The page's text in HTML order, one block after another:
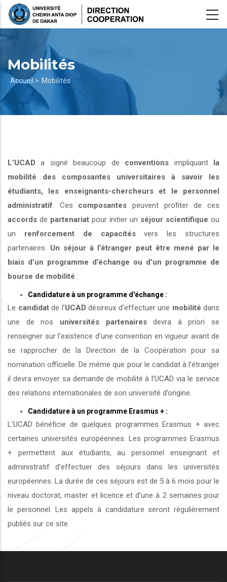
Aller
Mobilités
Fil
d'Ariane
Accueil > Mobilités
L’UCAD a signé beaucoup de conventions impliquant la
mobilité des composantes universitaires à savoir les
étudiants, les enseignants-chercheurs et le personnel
administratif . Ces composantes peuvent profiter de ces
accords de partenariat pour initier un séjour scientifique ou
un renforcement de capacitésvers les structures
partenaires. Un séjour à l’étranger peut être mené par le
biais d’un programme d’échange ou d’un programme de
bourse de mobilité :
Candidature à un programme d'échange :
Le candidatde l’UCAD désireux d’effectuer une mobilité dans
une de nos universités partenairesdevra à priori se
renseigner sur l’existence d’une convention en vigueur avant de
se rapprocher de la Direction de la Coopération pour sa
nomination officielle. De même que pour le candidat à l’étranger
il devra envoyer sa demande de mobilité à l’UCAD via le service
des relations internationales de son université d’origine.
Candidature à un programme Erasmus + :
L’UCAD bénéficie de quelques programmes Erasmus + avec
certaines universités européennes. Les programmes Erasmus
+ permettent aux étudiants, au personnel enseignant et
administratif d’effectuer des séjours dans les universités
européennes. La durée de ces séjours est de 5 à 6 mois pour le
niveau doctorat, master et licence et d’une à 2 semaines pour
le personnel. Les appels à candidature seront régulièrement
publiés sur ce site.